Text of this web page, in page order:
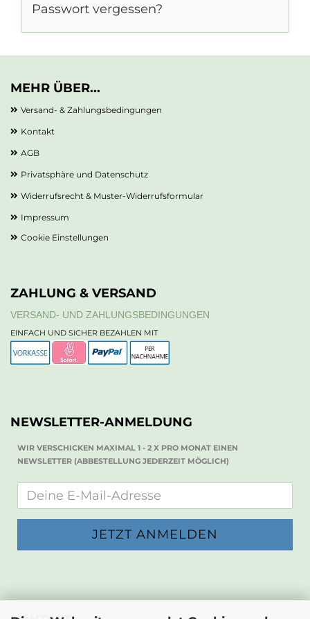
Passwort vergessen?
MEHR ÜBER...
Versand- & Zahlungsbedingungen
Kontakt
AGB
Privatsphäre und Datenschutz
Widerrufsrecht & Muster-Widerrufsformular
Impressum
Cookie Einstellungen
ZAHLUNG & VERSAND
VERSAND- UND ZAHLUNGSBEDINGUNGEN
EINFACH UND SICHER BEZAHLEN MIT
NEWSLETTER-ANMELDUNG
WIR VERSCHICKEN MAXIMAL 1 - 2 X PRO MONAT EINEN
NEWSLETTER (ABBESTELLUNG JEDERZEIT MÖGLICH)